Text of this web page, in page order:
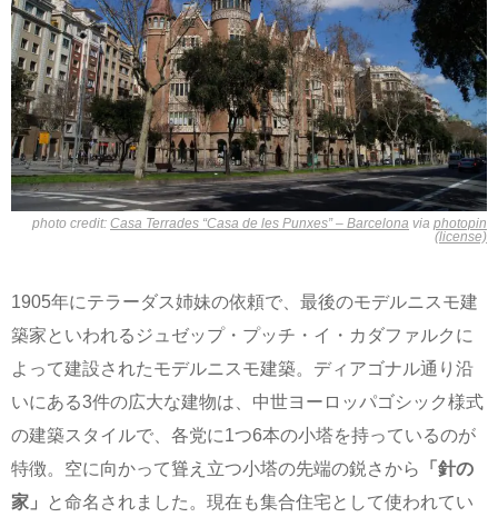
photo credit: Casa Terrades “Casa de les Punxes” – Barcelona via photopin
(license)
1905年にテラーダス姉妹の依頼で、最後のモデルニスモ建
築家といわれるジュゼップ・プッチ・イ・カダファルクに
よって建設されたモデルニスモ建築。ディアゴナル通り沿
いにある3件の広大な建物は、中世ヨーロッパゴシック様式
の建築スタイルで、各党に1つ6本の小塔を持っているのが
特徴。空に向かって聳え立つ小塔の先端の鋭さから
「針の
家」
と命名されました。現在も集合住宅として使われてい